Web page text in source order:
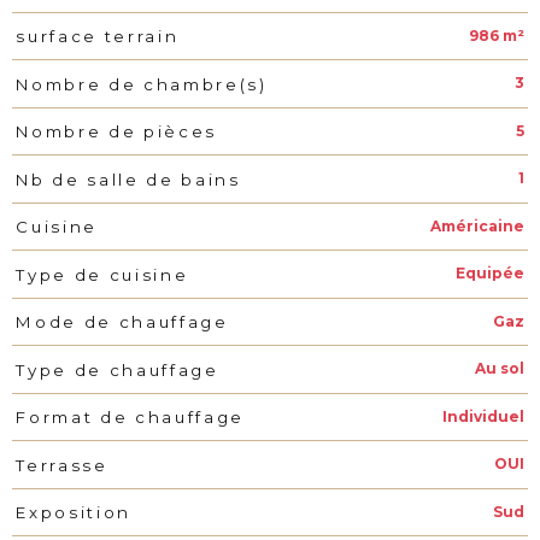
surface terrain 986 m²
Nombre de chambre(s) 3
Nombre de pièces 5
Nb de salle de bains 1
Cuisine Américaine
Type de cuisine Equipée
Mode de chauffage Gaz
Type de chauffage Au sol
Format de chauffage Individuel
Terrasse OUI
Exposition Sud